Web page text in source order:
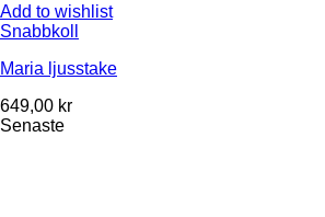
Add to wishlist
Snabbkoll
Maria ljusstake
649,00 kr
Senaste